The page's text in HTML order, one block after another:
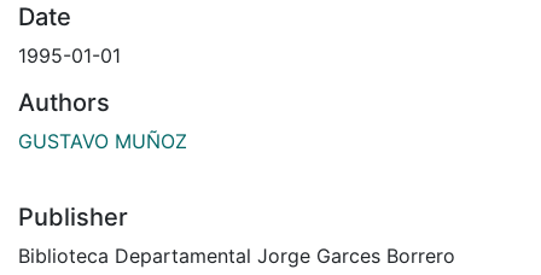
Date
1995-01-01
Authors
GUSTAVO MUÑOZ
Publisher
Biblioteca Departamental Jorge Garces Borrero